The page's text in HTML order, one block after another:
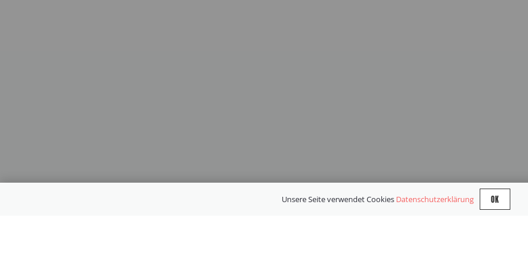
Unsere Seite verwendet Cookies Datenschutzerklärung OK